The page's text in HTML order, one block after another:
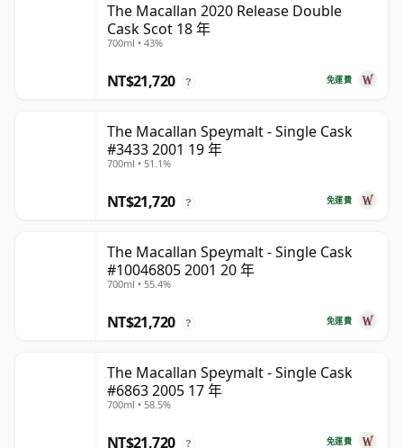
The Macallan 2020 Release Double
Cask Scot 18 年
700ml • 43%
免運費
NT$21,720 ?
The Macallan Speymalt - Single Cask
#3433 2001 19 年
700ml • 51.1%
免運費
NT$21,720 ?
The Macallan Speymalt - Single Cask
#10046805 2001 20 年
700ml • 55.4%
免運費
NT$21,720 ?
The Macallan Speymalt - Single Cask
#6863 2005 17 年
700ml • 58.5%
免運費
NT$21,720 ?